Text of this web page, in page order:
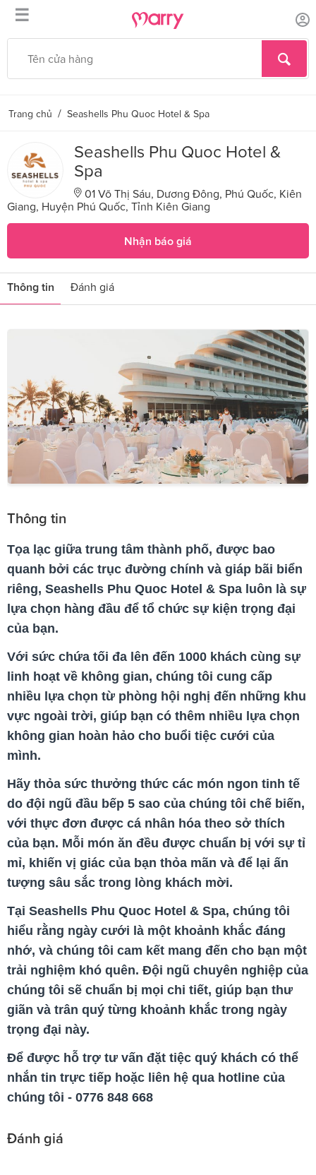
☰
Trang chủ / Seashells Phu Quoc Hotel & Spa
Seashells Phu Quoc Hotel &
Spa
01 Võ Thị Sáu, Dương Đông, Phú Quốc, Kiên
Giang, Huyện Phú Quốc, Tỉnh Kiên Giang
Nhận báo giá
Thông tin Đánh giá
Thông tin
Tọa lạc giữa trung tâm thành phố, được bao
quanh bởi các trục đường chính và giáp bãi biển
riêng, Seashells Phu Quoc Hotel & Spa luôn là sự
lựa chọn hàng đầu để tổ chức sự kiện trọng đại
của bạn.
Với sức chứa tối đa lên đến 1000 khách cùng sự
linh hoạt về không gian, chúng tôi cung cấp
nhiều lựa chọn từ phòng hội nghị đến những khu
vực ngoài trời, giúp bạn có thêm nhiều lựa chọn
không gian hoàn hảo cho buổi tiệc cưới của
mình.
Hãy thỏa sức thưởng thức các món ngon tinh tế
do đội ngũ đầu bếp 5 sao của chúng tôi chế biến,
với thực đơn được cá nhân hóa theo sở thích
của bạn. Mỗi món ăn đều được chuẩn bị với sự tỉ
mỉ, khiến vị giác của bạn thỏa mãn và để lại ấn
tượng sâu sắc trong lòng khách mời.
Tại Seashells Phu Quoc Hotel & Spa, chúng tôi
hiểu rằng ngày cưới là một khoảnh khắc đáng
nhớ, và chúng tôi cam kết mang đến cho bạn một
trải nghiệm khó quên. Đội ngũ chuyên nghiệp của
chúng tôi sẽ chuẩn bị mọi chi tiết, giúp bạn thư
giãn và trân quý từng khoảnh khắc trong ngày
trọng đại này.
Để được hỗ trợ tư vấn đặt tiệc quý khách có thể
nhắn tin trực tiếp hoặc liên hệ qua hotline của
chúng tôi - 0776 848 668
Đánh giá